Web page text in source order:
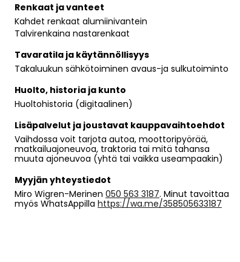
Renkaat ja vanteet
Kahdet renkaat alumiinivantein
Talvirenkaina nastarenkaat
Tavaratila ja käytännöllisyys
Takaluukun sähkötoiminen avaus-ja sulkutoiminto
Huolto, historia ja kunto
Huoltohistoria (digitaalinen)
Lisäpalvelut ja joustavat kauppavaihtoehdot
Vaihdossa voit tarjota autoa, moottoripyörää,
matkailuajoneuvoa, traktoria tai mitä tahansa
muuta ajoneuvoa (yhtä tai vaikka useampaakin)
Myyjän yhteystiedot
Miro Wigren-Merinen 050 563 3187. Minut tavoittaa
myös WhatsAppilla https://wa.me/358505633187